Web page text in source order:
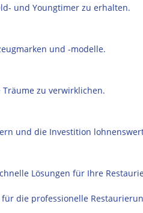
und Youngtimer zu erhalten.
und -modelle.
zu verwirklichen.
und die Investition
Lösungen für Ihre
die professionelle